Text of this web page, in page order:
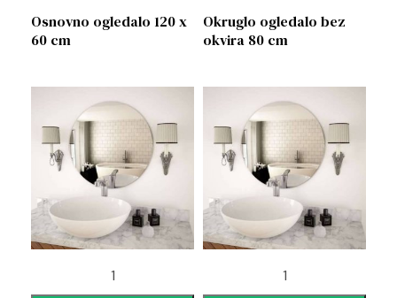
Osnovno ogledalo 120 x
60 cm
Okruglo ogledalo bez
okvira 80 cm